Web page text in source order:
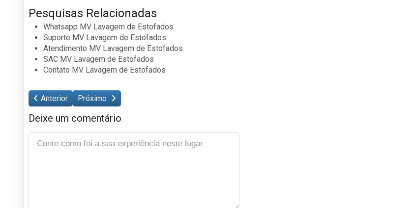
Pesquisas Relacionadas
Whatsapp MV Lavagem de Estofados
Suporte MV Lavagem de Estofados
Atendimento MV Lavagem de Estofados
SAC MV Lavagem de Estofados
Contato MV Lavagem de Estofados
Anterior Próximo
Deixe um comentário